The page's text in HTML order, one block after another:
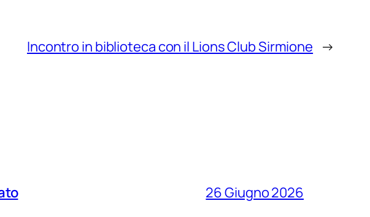
Incontro in biblioteca con il Lions Club Sirmione →
26 Giugno 2026